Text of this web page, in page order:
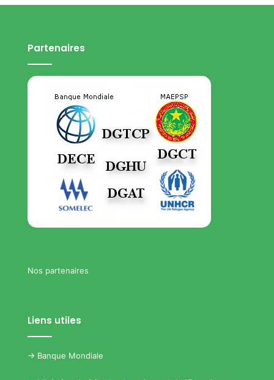
Partenaires
Nos partenaires
Liens utiles
-> Banque Mondiale